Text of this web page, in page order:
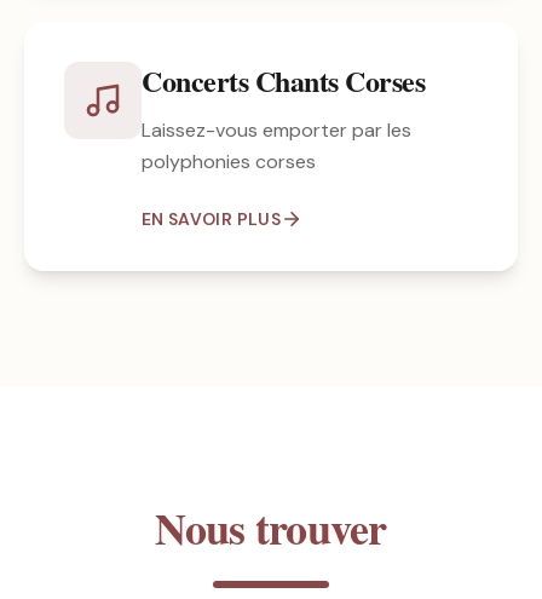
Concerts Chants Corses
Laissez-vous emporter par les
polyphonies corses
EN SAVOIR PLUS
Nous trouver